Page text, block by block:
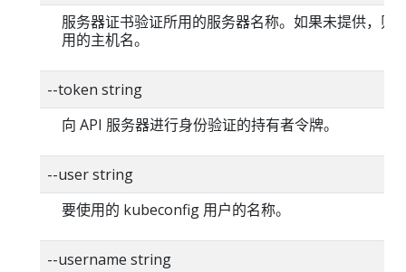
服务器证书验证所用的服务器名称。如果未提供，则
用的主机名。
--token string
向 API 服务器进行身份验证的持有者令牌。
--user string
要使用的 kubeconfig 用户的名称。
--username string